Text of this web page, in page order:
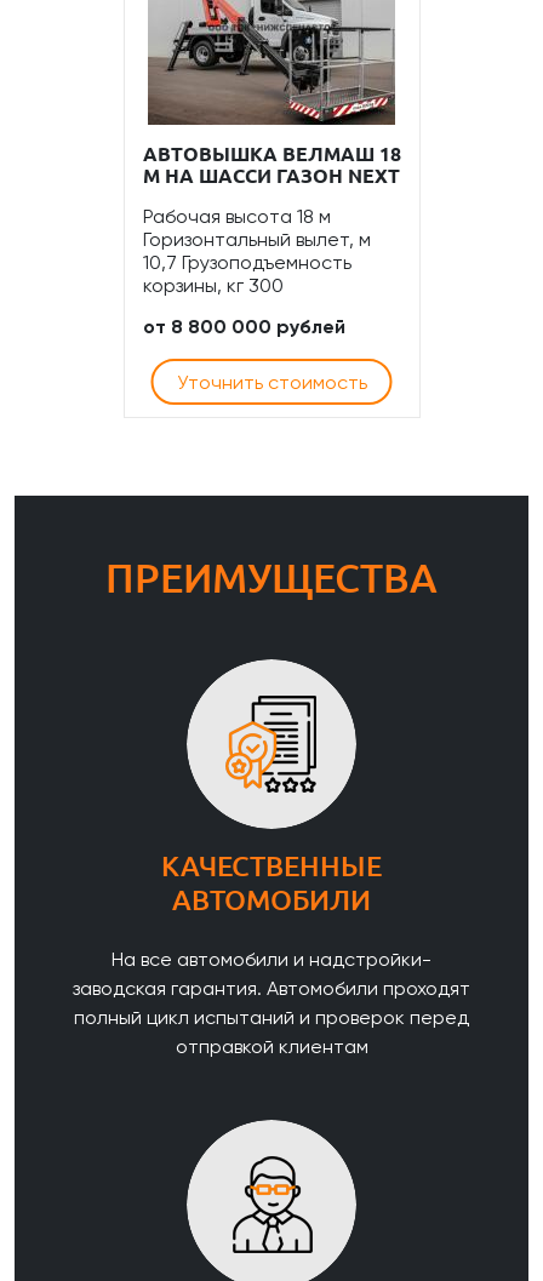
АВТОВЫШКА ВЕЛМАШ 18
М НА ШАССИ ГАЗОН NEXT
Рабочая высота 18 м
Горизонтальный вылет, м
10,7 Грузоподъемность
корзины, кг 300
от 8 800 000 рублей
Уточнить стоимость
ПРЕИМУЩЕСТВА
КАЧЕСТВЕННЫЕ
АВТОМОБИЛИ
На все автомобили и надстройки-
заводская гарантия. Автомобили проходят
полный цикл испытаний и проверок перед
отправкой клиентам